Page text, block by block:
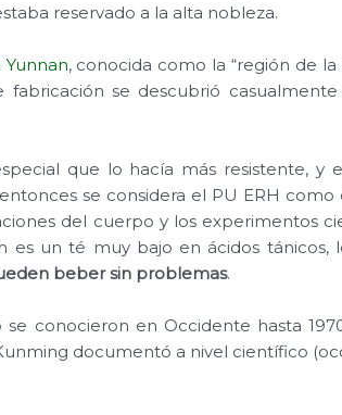
reservado a la alta nobleza.
, conocida como la “región de
se descubrió
que lo hacía más resistente, y
se considera el PU ERH
del cuerpo y los experimentos
es un té muy bajo en ácidos tánicos,
beber sin problemas.
conocieron en Occidente hasta
documentó a nivel científico